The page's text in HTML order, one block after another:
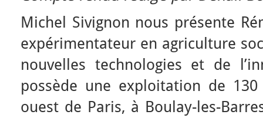
Michel Sivignon nous présente
expérimentateur en agriculture
nouvelles technologies et de
possède une exploitation de
ouest de Paris, à Boulay-les-